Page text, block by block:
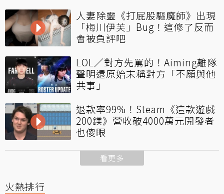
人妻除靈《打屁股驅魔師》出現
「梅川伊芙」Bug！這修了反而
會被負評吧
LOL／對方先罵的！Aiming離隊
聲明還原始末稱對方「不願與他
共事」
退款率99%！Steam《這款遊戲
200鎂》營收破4000萬元開發者
也傻眼
看更多
火熱排行